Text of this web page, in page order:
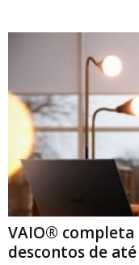
VAIO® completa
descontos de até